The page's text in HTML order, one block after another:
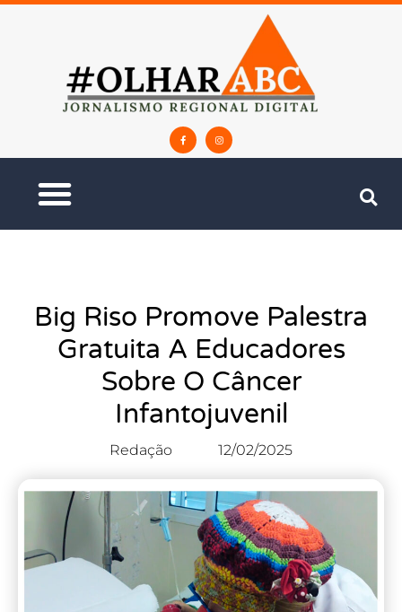
Big Riso Promove Palestra
Gratuita A Educadores
Sobre O Câncer
Infantojuvenil
Redação 12/02/2025